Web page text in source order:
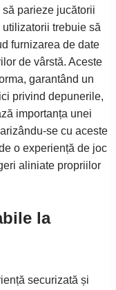
să parieze jucătorii
trebuie să
furnizarea de date
de vârstă. Aceste
garantând un
privind depunerile,
importanța unei
se cu aceste
o experiență de joc
aliniate propriilor
la
securizată și